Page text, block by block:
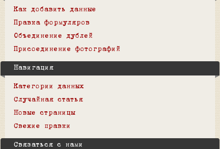
Как добавить данные
Правка формуляров
Объединение дублей
Присоединение фотографий
Навигация
Категории данных
Случайная статья
Новые страницы
Свежие правки
Связаться с нами